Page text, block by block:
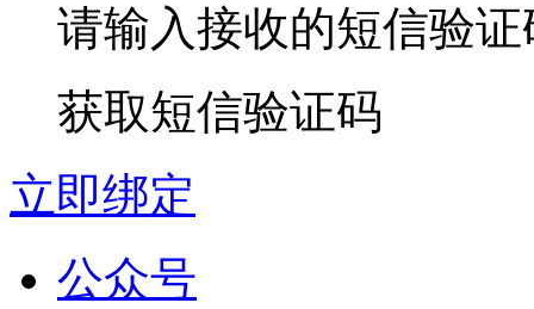
请输入接收的短信验证
获取短信验证码
立即绑定
公众号